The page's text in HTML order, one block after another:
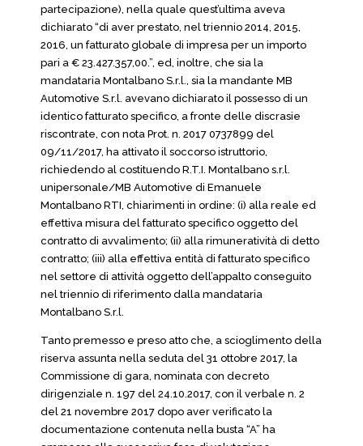
partecipazione), nella quale quest’ultima aveva
dichiarato “di aver prestato, nel triennio 2014, 2015,
2016, un fatturato globale di impresa per un importo
pari a € 23.427.357,00.”, ed, inoltre, che sia la
mandataria Montalbano S.r.l., sia la mandante MB
Automotive S.r.l. avevano dichiarato il possesso di un
identico fatturato specifico, a fronte delle discrasie
riscontrate, con nota Prot. n. 2017 0737899 del
09/11/2017, ha attivato il soccorso istruttorio,
richiedendo al costituendo R.T.I. Montalbano s.r.l.
unipersonale/MB Automotive di Emanuele
Montalbano RTI, chiarimenti in ordine: (i) alla reale ed
effettiva misura del fatturato specifico oggetto del
contratto di avvalimento; (ii) alla rimuneratività di detto
contratto; (iii) alla effettiva entità di fatturato specifico
nel settore di attività oggetto dell’appalto conseguito
nel triennio di riferimento dalla mandataria
Montalbano S.r.l.
Tanto premesso e preso atto che, a scioglimento della
riserva assunta nella seduta del 31 ottobre 2017, la
Commissione di gara, nominata con decreto
dirigenziale n. 197 del 24.10.2017, con il verbale n. 2
del 21 novembre 2017 dopo aver verificato la
documentazione contenuta nella busta “A” ha